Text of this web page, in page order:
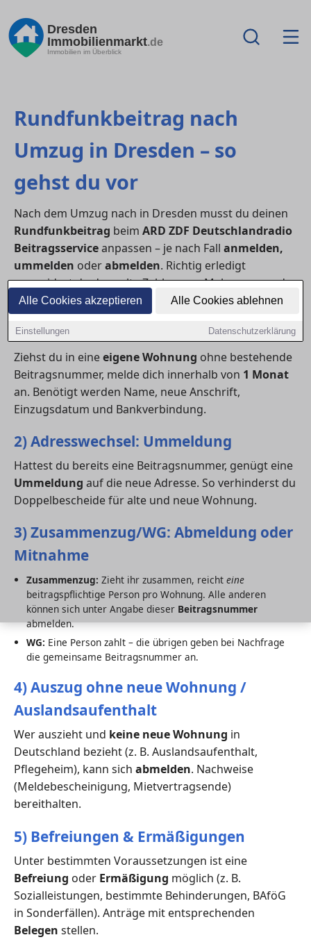
Alle Cookies akzeptieren Alle Cookies ablehnen
Einstellungen Datenschutzerklärung
Dresden
Immobilienmarkt.de
Immobilien im Überblick
Rundfunkbeitrag nach
Umzug in Dresden – so
gehst du vor
Nach dem Umzug nach in Dresden musst du deinen
Rundfunkbeitrag beim ARD ZDF Deutschlandradio
Beitragsserviceanpassen – je nach Fall anmelden,
ummelden oderabmelden. Richtig erledigt
vermeidest du doppelte Zahlungen, Mahnungen oder
Nachforderungen.
1) Einzug: Anmeldung
Ziehst du in eineeigene Wohnung ohne bestehende
Beitragsnummer, melde dich innerhalb von 1 Monat
an. Benötigt werden Name, neue Anschrift,
Einzugsdatum und Bankverbindung.
2) Adresswechsel: Ummeldung
Hattest du bereits eine Beitragsnummer, genügt eine
Ummeldung auf die neue Adresse. So verhinderst du
Doppelbescheide für alte und neue Wohnung.
3) Zusammenzug/WG: Abmeldung oder
Mitnahme
Zusammenzug: Zieht ihr zusammen, reicht eine
beitragspflichtige Person pro Wohnung. Alle anderen
können sich unter Angabe dieser Beitragsnummer
abmelden.
WG: Eine Person zahlt – die übrigen geben bei Nachfrage
die gemeinsame Beitragsnummer an.
4) Auszug ohne neue Wohnung /
Auslandsaufenthalt
Wer auszieht und keine neue Wohnung in
Deutschland bezieht (z. B. Auslandsaufenthalt,
Pflegeheim), kann sich abmelden. Nachweise
(Meldebescheinigung, Mietvertragsende)
bereithalten.
5) Befreiungen & Ermäßigungen
Unter bestimmten Voraussetzungen ist eine
Befreiung oder Ermäßigung möglich (z. B.
Sozialleistungen, bestimmte Behinderungen, BAföG
in Sonderfällen). Anträge mit entsprechenden
Belegen stellen.